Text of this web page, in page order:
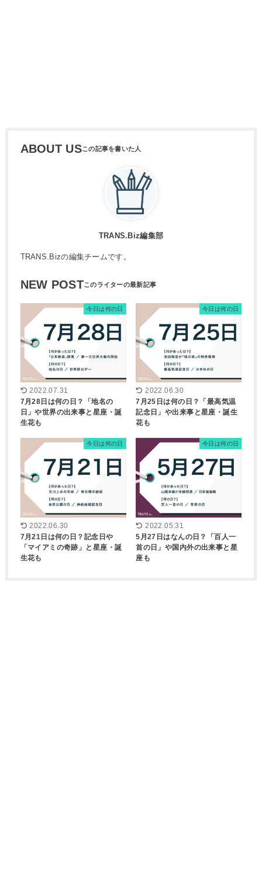
ABOUT US
TRANS.Biz編集部
TRANS.Bizの編集チームです。
NEW POST
今日は何の日
2022.07.31
7月28日は何の日？「地名の
日」や世界の出来事と星座・誕
生花も
今日は何の日
2022.06.30
7月25日は何の日？「最高気温
記念日」や出来事と星座・誕生
花も
今日は何の日
2022.06.30
7月21日は何の日？記念日や
「マイアミの奇跡」と星座・誕
生花も
今日は何の日
2022.05.31
5月27日はなんの日？「百人一
首の日」や国内外の出来事と星
座も